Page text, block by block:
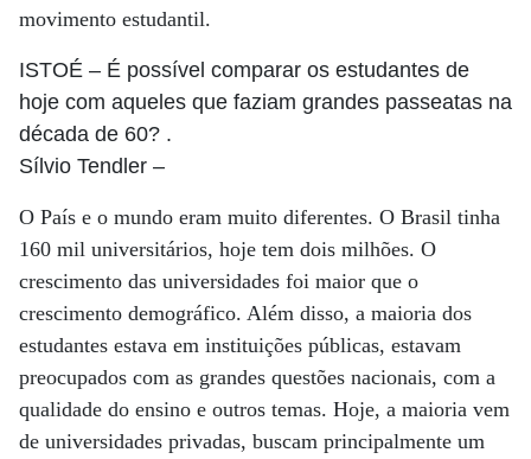
movimento estudantil.
ISTOÉ – É possível comparar os estudantes de
hoje com aqueles que faziam grandes passeatas na
década de 60? .
Sílvio Tendler –
O País e o mundo eram muito diferentes. O Brasil tinha
160 mil universitários, hoje tem dois milhões. O
crescimento das universidades foi maior que o
crescimento demográfico. Além disso, a maioria dos
estudantes estava em instituições públicas, estavam
preocupados com as grandes questões nacionais, com a
qualidade do ensino e outros temas. Hoje, a maioria vem
de universidades privadas, buscam principalmente um